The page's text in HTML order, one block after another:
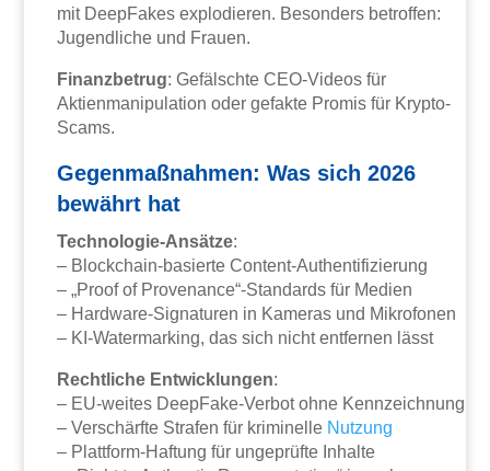
mit DeepFakes explodieren. Besonders betroffen:
Jugendliche und Frauen.
Finanzbetrug: Gefälschte CEO-Videos für
Aktienmanipulation oder gefakte Promis für Krypto-
Scams.
Gegenmaßnahmen: Was sich 2026
bewährt hat
Technologie-Ansätze:
– Blockchain-basierte Content-Authentifizierung
– „Proof of Provenance“-Standards für Medien
– Hardware-Signaturen in Kameras und Mikrofonen
– KI-Watermarking, das sich nicht entfernen lässt
Rechtliche Entwicklungen:
– EU-weites DeepFake-Verbot ohne Kennzeichnung
– Verschärfte Strafen für kriminelle Nutzung
– Plattform-Haftung für ungeprüfte Inhalte